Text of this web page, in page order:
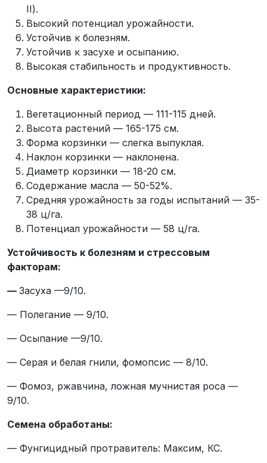
II).
Высокий потенциал урожайности.
Устойчив к болезням.
Устойчив к засухе и осыпанию.
Высокая стабильность и продуктивность.
Основные характеристики:
Вегетационный период — 111-115 дней.
Высота растений — 165-175 см.
Форма корзинки — слегка выпуклая.
Наклон корзинки — наклонена.
Диаметр корзинки — 18-20 см.
Содержание масла — 50-52%.
Средняя урожайность за годы испытаний — 35-
38 ц/га.
Потенциал урожайности — 58 ц/га.
Устойчивость к болезням и стрессовым
факторам:
— Засуха —9/10.
— Полегание — 9/10.
— Осыпание —9/10.
— Серая и белая гнили, фомопсис — 8/10.
— Фомоз, ржавчина, ложная мучнистая роса —
9/10.
Семена обработаны:
— Фунгицидный протравитель: Максим, КС.